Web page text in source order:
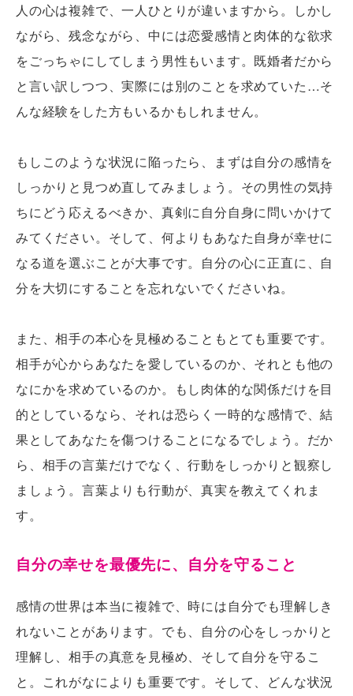
人の心は複雑で、一人ひとりが違いますから。しかし
ながら、残念ながら、中には恋愛感情と肉体的な欲求
をごっちゃにしてしまう男性もいます。既婚者だから
と言い訳しつつ、実際には別のことを求めていた…そ
んな経験をした方もいるかもしれません。
もしこのような状況に陥ったら、まずは自分の感情を
しっかりと見つめ直してみましょう。その男性の気持
ちにどう応えるべきか、真剣に自分自身に問いかけて
みてください。そして、何よりもあなた自身が幸せに
なる道を選ぶことが大事です。自分の心に正直に、自
分を大切にすることを忘れないでくださいね。
また、相手の本心を見極めることもとても重要です。
相手が心からあなたを愛しているのか、それとも他の
なにかを求めているのか。もし肉体的な関係だけを目
的としているなら、それは恐らく一時的な感情で、結
果としてあなたを傷つけることになるでしょう。だか
ら、相手の言葉だけでなく、行動をしっかりと観察し
ましょう。言葉よりも行動が、真実を教えてくれま
す。
自分の幸せを最優先に、自分を守ること
感情の世界は本当に複雑で、時には自分でも理解しき
れないことがあります。でも、自分の心をしっかりと
理解し、相手の真意を見極め、そして自分を守るこ
と。これがなによりも重要です。そして、どんな状況